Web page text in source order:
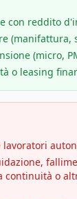
con reddito
(manifattura,
(micro,
o leasing
lavoratori
continuità o